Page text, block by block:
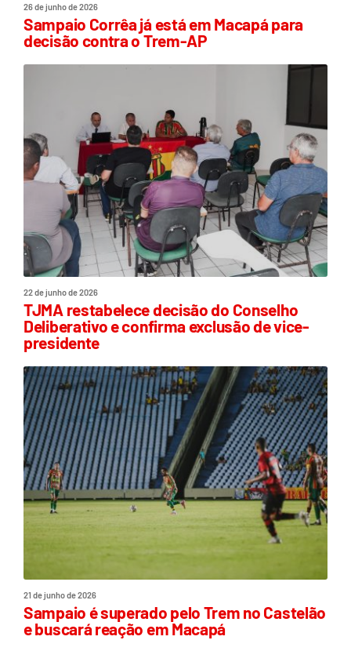
26 de junho de 2026
Sampaio Corrêa já está em Macapá para
decisão contra o Trem-AP
22 de junho de 2026
TJMA restabelece decisão do Conselho
Deliberativo e confirma exclusão de vice-
presidente
21 de junho de 2026
Sampaio é superado pelo Trem no Castelão
e buscará reação em Macapá